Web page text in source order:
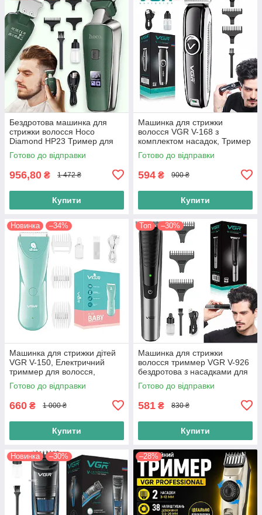
Бездротова машинка для
стрижки волосся Hoco
Diamond HP23 Тример для
волосся з комплектом
насадок, зелений
Готово до відправки
956,80 ₴ 1 472 ₴
Купити
Машинка для стрижки
волосся VGR V-168 з
комплектом насадок, Тример
для волосся, Бездротова
машинка для стрижки
Готово до відправки
594 ₴ 900 ₴
Купити
Новинка –34%
Машинка для стрижки дітей
VGR V-150, Електричний
триммер для волосся,
Професійна машинка для
стрижки
Готово до відправки
660 ₴ 1 000 ₴
Купити
Топ –30%
Машинка для стрижки
волосся триммер VGR V-926
бездротова з насадками для
бороди голови та тіла
Готово до відправки
581 ₴ 830 ₴
Купити
Новинка –30% –28%